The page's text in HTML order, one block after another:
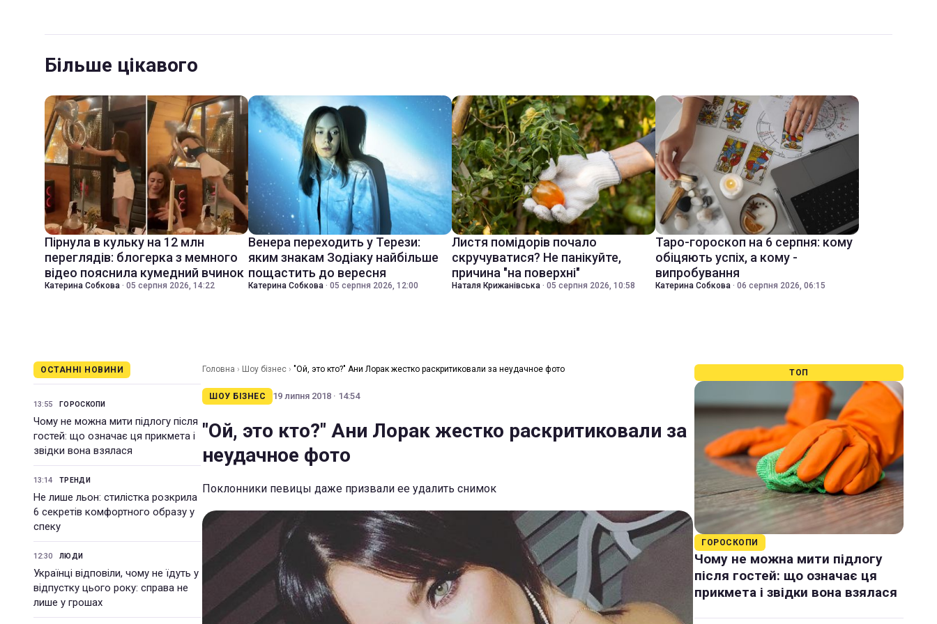
Більше цікавого
Пірнула в кульку на 12 млн
переглядів: блогерка з мемного
відео пояснила кумедний вчинок
Катерина Собкова · 05 серпня 2026, 14:22
Венера переходить у Терези:
яким знакам Зодіаку найбільше
пощастить до вересня
Катерина Собкова · 05 серпня 2026, 12:00
Листя помідорів почало
скручуватися? Не панікуйте,
причина "на поверхні"
Наталя Крижанівська · 05 серпня 2026, 10:58
Таро-гороскоп на 6 серпня: кому
обіцяють успіх, а кому -
випробування
Катерина Собкова · 06 серпня 2026, 06:15
ОСТАННІ НОВИНИ
13:55 ГОРОСКОПИ
Чому не можна мити підлогу після
гостей: що означає ця прикмета і
звідки вона взялася
13:14 ТРЕНДИ
Не лише льон: стилістка розкрила
6 секретів комфортного образу у
спеку
12:30 ЛЮДИ
Українці відповіли, чому не їдуть у
відпустку цього року: справа не
лише у грошах
Головна › Шоу бізнес › "Ой, это кто?" Ани Лорак жестко раскритиковали за неудачное фото
ШОУ БІЗНЕС 19 липня 2018 · 14:54
"Ой, это кто?" Ани Лорак жестко раскритиковали за
неудачное фото
Поклонники певицы даже призвали ее удалить снимок
ТОП
ГОРОСКОПИ
Чому не можна мити підлогу
після гостей: що означає ця
прикмета і звідки вона взялася